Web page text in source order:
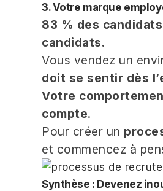
3. Votre marque
83 % des
candidats.
Vous vendez un
doit se sentir dès
Votre
compte.
Pour créer un
et commencez à
Synthèse : Devenez